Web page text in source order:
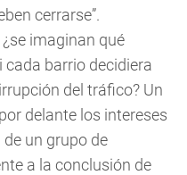
cerrarse”.
imaginan qué
cada barrio decidiera
del tráfico? Un
delante los intereses
un grupo de
a la conclusión de